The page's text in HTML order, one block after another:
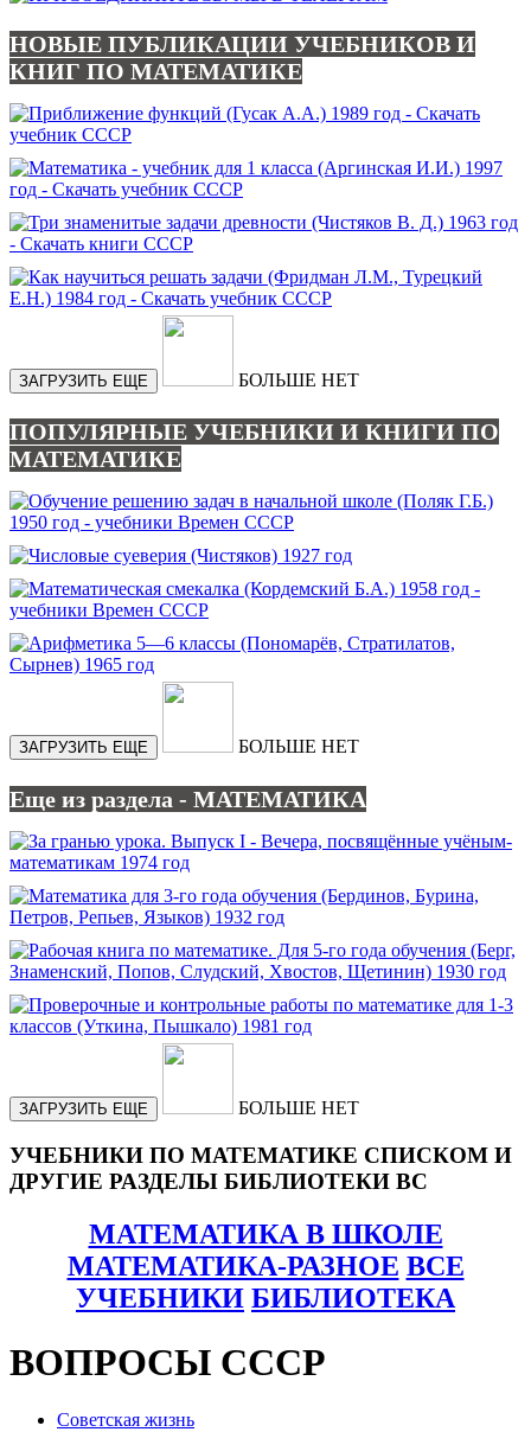
НОВЫЕ ПУБЛИКАЦИИ УЧЕБНИКОВ И
КНИГ ПО МАТЕМАТИКЕ
ЗАГРУЗИТЬ ЕЩЕ БОЛЬШЕ НЕТ
ПОПУЛЯРНЫЕ УЧЕБНИКИ И КНИГИ ПО
МАТЕМАТИКЕ
ЗАГРУЗИТЬ ЕЩЕ БОЛЬШЕ НЕТ
Еще из раздела - МАТЕМАТИКА
ЗАГРУЗИТЬ ЕЩЕ БОЛЬШЕ НЕТ
УЧЕБНИКИ ПО МАТЕМАТИКЕ СПИСКОМ И
ДРУГИЕ РАЗДЕЛЫ БИБЛИОТЕКИ ВС
МАТЕМАТИКА В ШКОЛЕ
МАТЕМАТИКА-РАЗНОЕ ВСЕ
УЧЕБНИКИ БИБЛИОТЕКА
ВОПРОСЫ СССР
Советская жизнь